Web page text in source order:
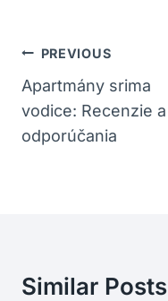
Navigácia
V
Článku
PREVIOUS
Apartmány srima
vodice: Recenzie a
odporúčania
Similar Posts